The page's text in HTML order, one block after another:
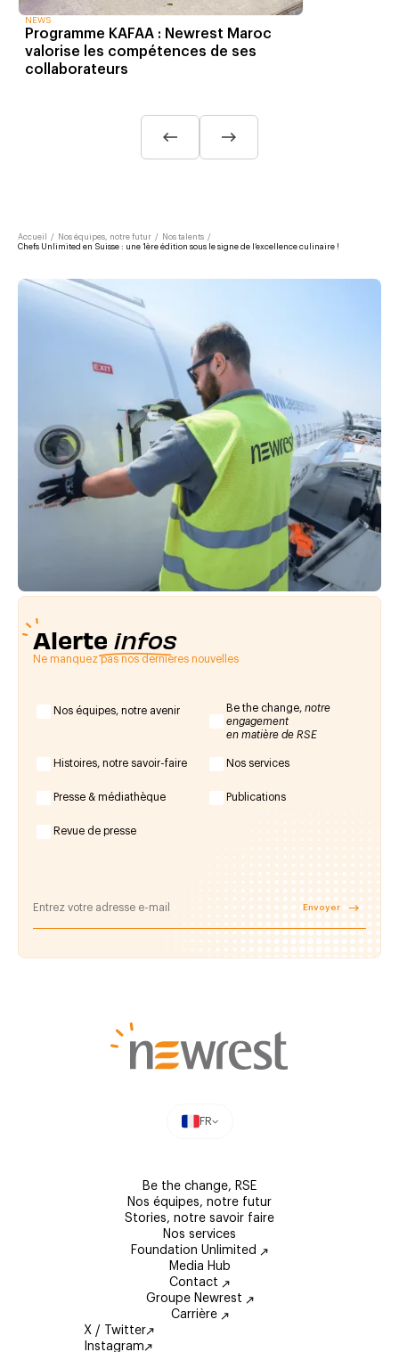
NEWS
Programme KAFAA : Newrest Maroc
valorise les compétences de ses
collaborateurs
Accueil / Nos équipes, notre futur / Nos talents /
Chefs Unlimited en Suisse : une 1ère édition sous le signe de l’excellence culinaire !
Alerte infos
Ne manquez pas nos dernières nouvelles
Nos équipes, notre avenir Be the change, notre
engagement
en matière de RSE
Histoires, notre savoir-faire Nos services
Presse & médiathèque Publications
Revue de presse
Envoyer
FR
Be the change, RSE
Nos équipes, notre futur
Stories, notre savoir faire
Nos services
Foundation Unlimited
Media Hub
Contact
Groupe Newrest
Carrière
X / Twitter
Instagram